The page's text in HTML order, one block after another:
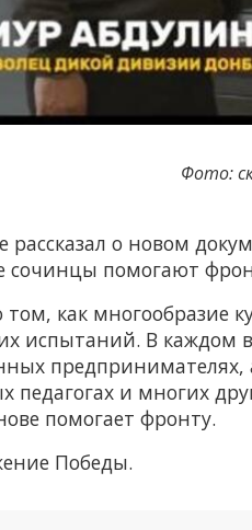
Фото:
рассказал о новом
сочинцы помогают
том, как многообразие
испытаний. В каждом
предпринимателях,
и многих
помогает фронту.
Победы.